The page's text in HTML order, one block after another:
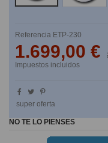
Referencia ETP-230
1.699,00 €
Impuestos incluidos
super oferta
NO TE LO PIENSES